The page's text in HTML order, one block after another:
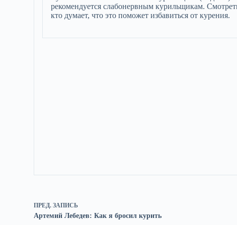
рекомендуется слабонервным курильщикам.
кто думает, что это поможет избавиться от курения.
ПРЕД.ЗАПИСЬ
Артемий Лебедев: Как я бросил курить